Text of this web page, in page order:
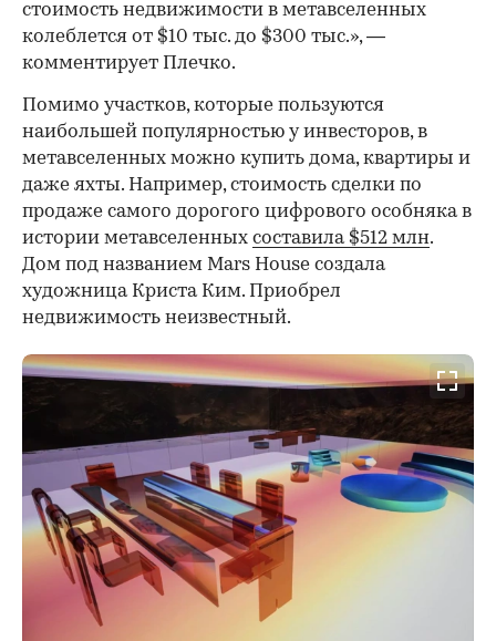
стоимость недвижимости в метавселенных
колеблется от $10 тыс. до $300 тыс.», —
комментирует Плечко.
Помимо участков, которые пользуются
наибольшей популярностью у инвесторов, в
метавселенных можно купить дома, квартиры и
даже яхты. Например, стоимость сделки по
продаже самого дорогого цифрового особняка в
истории метавселенных составила $512 млн.
Дом под названием Mars House создала
художница Криста Ким. Приобрел
недвижимость неизвестный.